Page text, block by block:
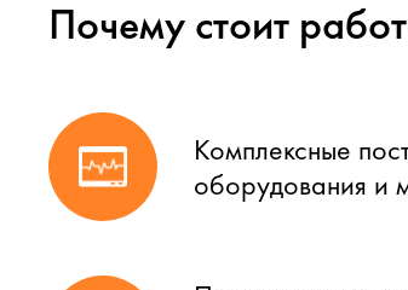
Почему стоит
Комплексные
оборудования и